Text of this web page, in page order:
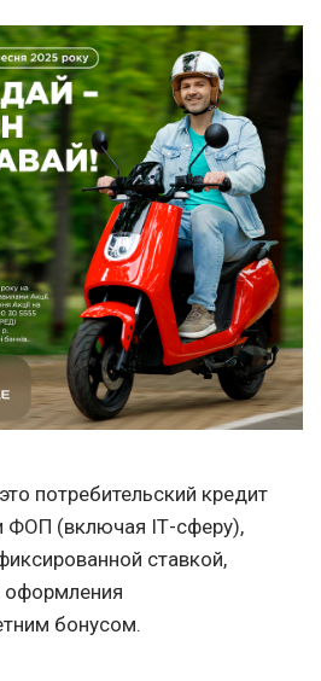
потребительский кредит
ФОП (включая IТ-сферу),
ставкой,
оформления
бонусом.